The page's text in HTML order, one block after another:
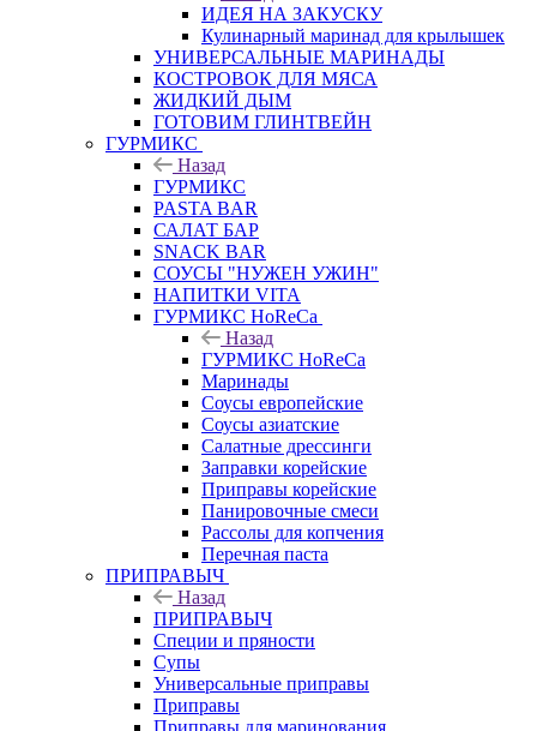
ИДЕЯ НА ЗАКУСКУ
Кулинарный маринад для крылышек
УНИВЕРСАЛЬНЫЕ МАРИНАДЫ
КОСТРОВОК ДЛЯ МЯСА
ЖИДКИЙ ДЫМ
ГОТОВИМ ГЛИНТВЕЙН
ГУРМИКС
Назад
ГУРМИКС
PASTA BAR
САЛАТ БАР
SNACK BAR
СОУСЫ "НУЖЕН УЖИН"
НАПИТКИ VITA
ГУРМИКС HoReCa
Назад
ГУРМИКС HoReCa
Маринады
Соусы европейские
Соуcы азиатские
Салатные дрессинги
Заправки корейские
Приправы корейские
Панировочные смеси
Рассолы для копчения
Перечная паста
ПРИПРАВЫЧ
Назад
ПРИПРАВЫЧ
Специи и пряности
Супы
Универсальные приправы
Приправы
Приправы для маринования